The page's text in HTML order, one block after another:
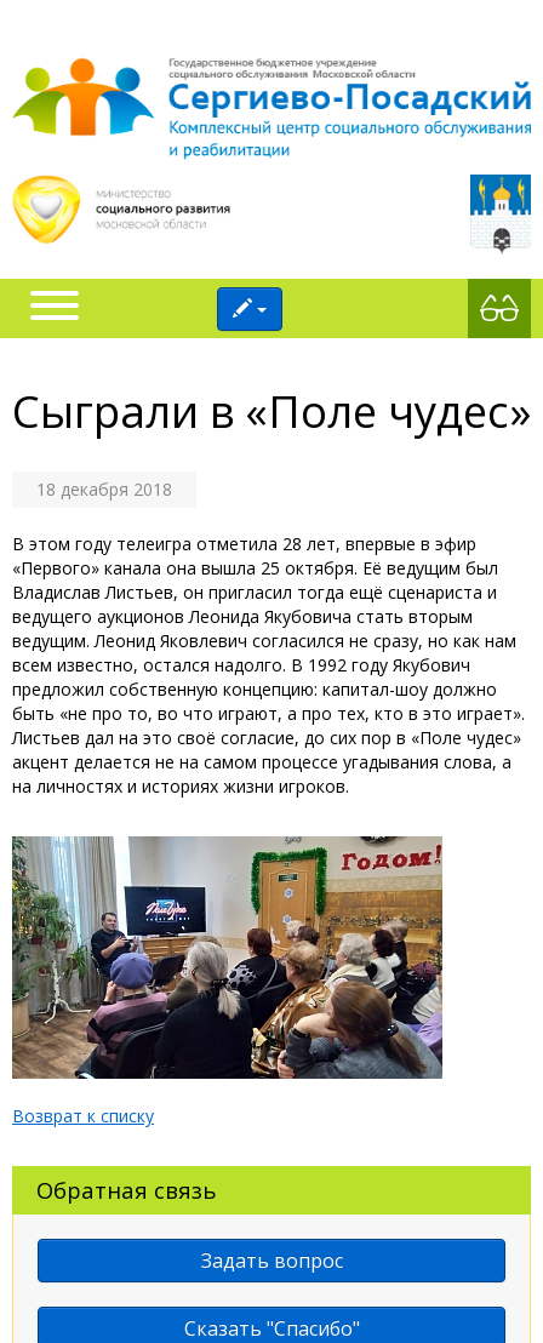
Сыграли в «Поле чудес»
18 декабря 2018
В этом году телеигра отметила 28 лет, впервые в эфир
«Первого» канала она вышла 25 октября. Её ведущим был
Владислав Листьев, он пригласил тогда ещё сценариста и
ведущего аукционов Леонида Якубовича стать вторым
ведущим. Леонид Яковлевич согласился не сразу, но как нам
всем известно, остался надолго. В 1992 году Якубович
предложил собственную концепцию: капитал-шоу должно
быть «не про то, во что играют, а про тех, кто в это играет».
Листьев дал на это своё согласие, до сих пор в «Поле чудес»
акцент делается не на самом процессе угадывания слова, а
на личностях и историях жизни игроков.
Возврат к списку
Обратная связь
Задать вопрос
Сказать "Спасибо"